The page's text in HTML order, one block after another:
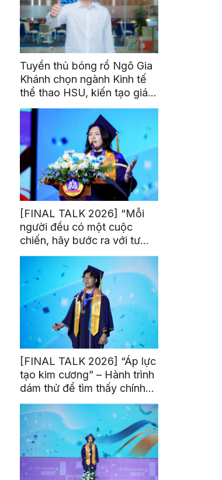
Tuyển thủ bóng rổ Ngô Gia
Khánh chọn ngành Kinh tế
thể thao HSU, kiến tạo giá
trị từ đam mê thể thao
[FINAL TALK 2026] “Mỗi
người đều có một cuộc
chiến, hãy bước ra với tư
thế của người chiến thắng”
[FINAL TALK 2026] “Áp lực
tạo kim cương” – Hành trình
dám thử để tìm thấy chính
mình